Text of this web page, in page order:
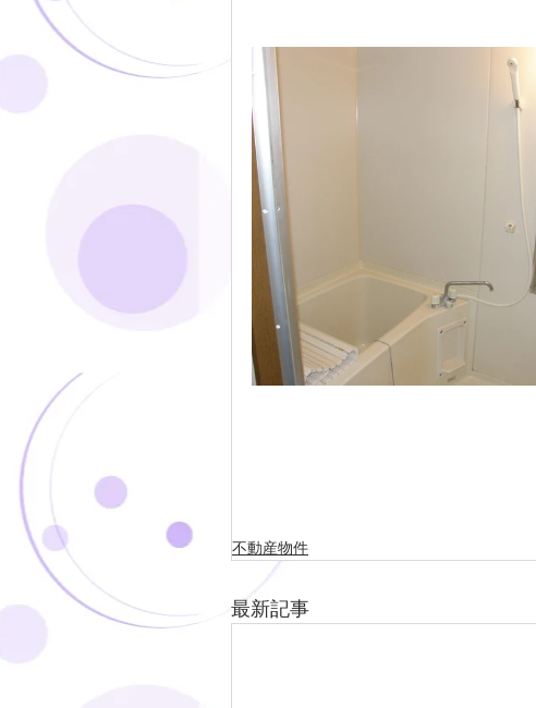
不動産物件
最新記事